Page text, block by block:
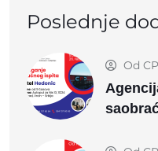
Poslednje
Od